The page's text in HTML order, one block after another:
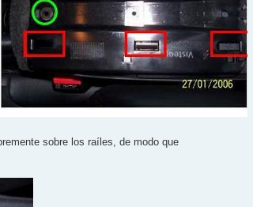
sobre los raíles, de modo que